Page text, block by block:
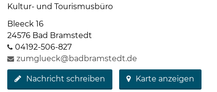
Bramstedt
04192-
506-
zentrale@badbramstedt.de
Mo,
Kultur- und Tourismusbüro
Bleeck 16
24576 Bad Bramstedt
04192-506-827
zumglueck@badbramstedt.de
Nachricht schreiben Karte anzeigen